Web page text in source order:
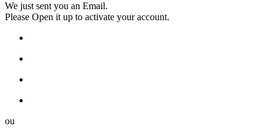
We just sent you an Email.
Please Open it up to activate your account.
ou